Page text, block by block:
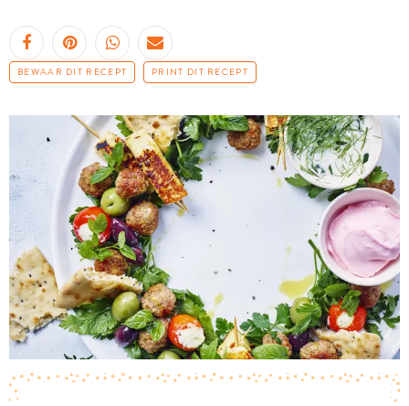
BEWAAR DIT RECEPT PRINT DIT RECEPT